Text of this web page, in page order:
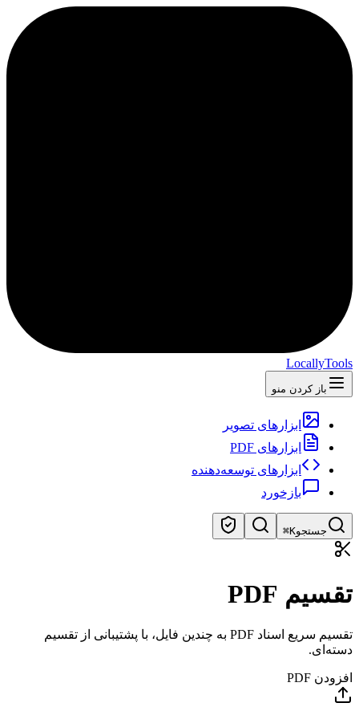
LocallyTools
باز کردن منو
ابزارهای تصویر
ابزارهای PDF
ابزارهای توسعه‌دهنده
بازخورد
جستجو⌘K
جستجوی سریع ابزارها
تقسیم PDF
تقسیم سریع اسناد PDF به چندین فایل، با پشتیبانی از تقسیم
دسته‌ای.
افزودن PDF